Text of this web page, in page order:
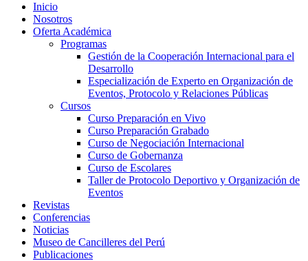
Inicio
Nosotros
Oferta Académica
Programas
Gestión de la Cooperación Internacional para el
Desarrollo
Especialización de Experto en Organización de
Eventos, Protocolo y Relaciones Públicas
Cursos
Curso Preparación en Vivo
Curso Preparación Grabado
Curso de Negociación Internacional
Curso de Gobernanza
Curso de Escolares
Taller de Protocolo Deportivo y Organización de
Eventos
Revistas
Conferencias
Noticias
Museo de Cancilleres del Perú
Publicaciones